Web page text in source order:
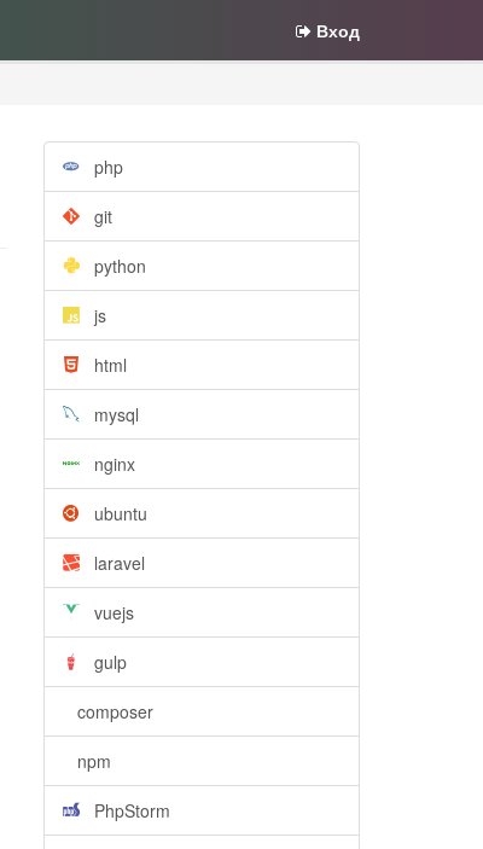
Вход
php
git
python
js
html
mysql
nginx
ubuntu
laravel
vuejs
gulp
composer
npm
PhpStorm